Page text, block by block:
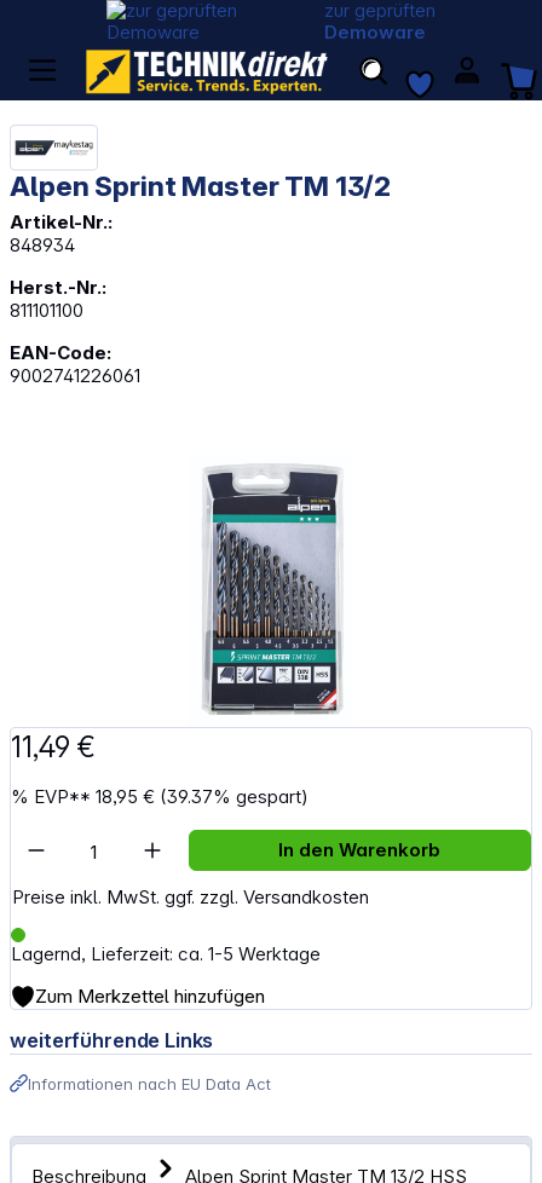
zur geprüften
Demoware
Alpen Sprint Master TM 13/2
Artikel-Nr.:
848934
Herst.-Nr.:
811101100
EAN-Code:
9002741226061
Bildergalerie überspringen
11,49 €
% EVP**18,95 € (39.37% gespart)
Preise inkl. MwSt. ggf. zzgl. Versandkosten
Lagernd, Lieferzeit: ca. 1-5 Werktage
Artikel Anzahl: Gib den gewünschten
In den Warenkorb
Zum Merkzettel hinzufügen
weiterführende Links
Informationen nach EU Data Act
Beschreibung
Alpen Sprint Master TM 13/2 HSS